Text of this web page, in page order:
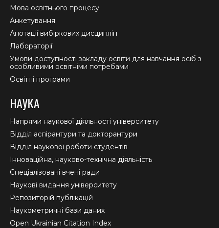
Мова освітнього процесу
Анкетування
Анотації вибіркових дисциплін
Лабораторії
Умови доступності закладу освіти для навчання осіб з
особливими освітніми потребами
Освітні програми
НАУКА
Напрями наукової діяльності університету
Відділ аспірантури та докторантури
Відділ наукової роботи студентів
Інноваційна, науково-технічна діяльність
Спеціалізовані вчені ради
Наукові видання університету
Репозиторій публікацій
Наукометричні бази даних
Open Ukrainian Citation Index